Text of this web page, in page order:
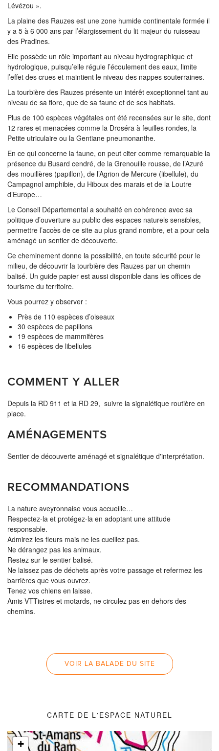
Lévézou ».
La plaine des Rauzes est une zone humide continentale formée il
y a 5 à 6 000 ans par l’élargissement du lit majeur du ruisseau
des Pradines.
Elle possède un rôle important au niveau hydrographique et
hydrologique, puisqu’elle régule l’écoulement des eaux, limite
l’effet des crues et maintient le niveau des nappes souterraines.
La tourbière des Rauzes présente un intérêt exceptionnel tant au
niveau de sa flore, que de sa faune et de ses habitats.
Plus de 100 espèces végétales ont été recensées sur le site, dont
12 rares et menacées comme la Droséra à feuilles rondes, la
Petite utriculaire ou la Gentiane pneumonanthe.
En ce qui concerne la faune, on peut citer comme remarquable la
présence du Busard cendré, de la Grenouille rousse, de l’Azuré
des mouillères (papillon), de l’Agrion de Mercure (libellule), du
Campagnol amphibie, du Hiboux des marais et de la Loutre
d’Europe…
Le Conseil Départemental a souhaité en cohérence avec sa
politique d’ouverture au public des espaces naturels sensibles,
permettre l’accès de ce site au plus grand nombre, et a pour cela
aménagé un sentier de découverte.
Ce cheminement donne la possibilité, en toute sécurité pour le
milieu, de découvrir la tourbière des Rauzes par un chemin
balisé. Un guide papier est aussi disponible dans les offices de
tourisme du territoire.
Vous pourrez y observer :
Près de 110 espèces d’oiseaux
30 espèces de papillons
19 espèces de mammifères
16 espèces de libellules
COMMENT Y ALLER
Depuis la RD 911 et la RD 29, suivre la signalétique routière en
place.
AMÉNAGEMENTS
Sentier de découverte aménagé et signalétique d'interprétation.
RECOMMANDATIONS
La nature aveyronnaise vous accueille…
Respectez-la et protégez-la en adoptant une attitude
responsable.
Admirez les fleurs mais ne les cueillez pas.
Ne dérangez pas les animaux.
Restez sur le sentier balisé.
Ne laissez pas de déchets après votre passage et refermez les
barrières que vous ouvrez.
Tenez vos chiens en laisse.
Amis VTTistres et motards, ne circulez pas en dehors des
chemins.
VOIR LA BALADE DU SITE
CARTE DE L'ESPACE NATUREL
+